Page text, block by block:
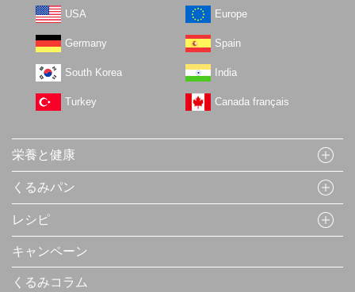
USA Europe
Germany Spain
South Korea India
Turkey Canada français
栄養と健康
くるみパン
レシピ
キャンペーン
くるみコラム